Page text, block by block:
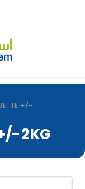
+/-
2KG